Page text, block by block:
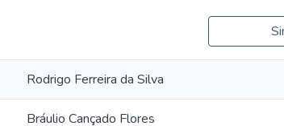
Rodrigo Ferreira da Silva
Bráulio Cançado Flores